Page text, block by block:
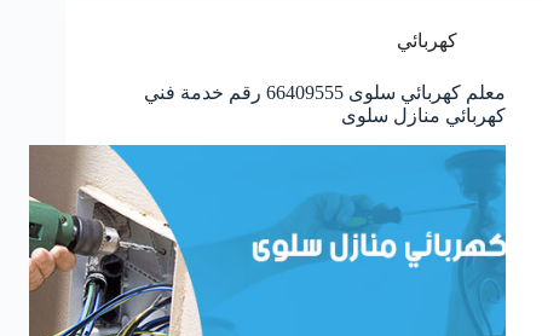
كهربائي
معلم كهربائي سلوى 66409555 رقم خدمة فني
كهربائي منازل سلوى